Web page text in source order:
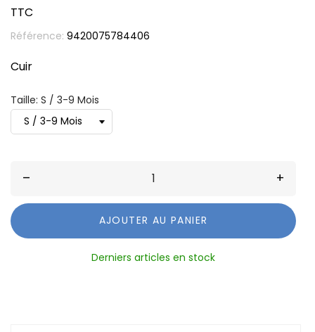
TTC
Référence: 9420075784406
Cuir
Taille: S / 3-9 Mois
– +
AJOUTER AU PANIER
Derniers articles en stock